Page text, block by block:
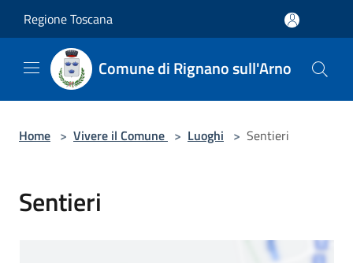
Regione Toscana
Comune di Rignano sull'Arno
Home > Vivere il Comune > Luoghi > Sentieri
Sentieri